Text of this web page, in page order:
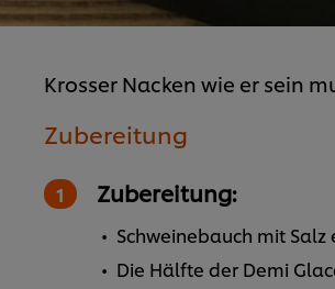
Krosser Nacken wie er sein
Zubereitung
Zubereitung:
Schweinebauch mit
Die Hälfte der Demi